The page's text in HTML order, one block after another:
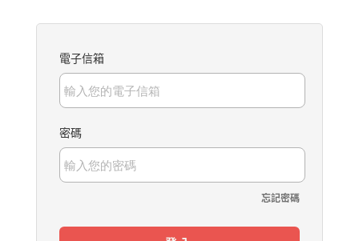
電子信箱
密碼
忘記密碼